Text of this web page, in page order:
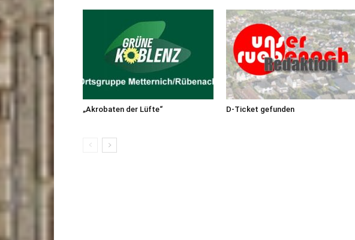
„Akrobaten der Lüfte“ D-Ticket gefunden